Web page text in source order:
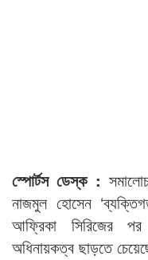
স্পোর্টস ডেস্ক :
নাজমুল হোসেন
আফ্রিকা সিরিজের
অধিনায়কত্ব ছাড়তে